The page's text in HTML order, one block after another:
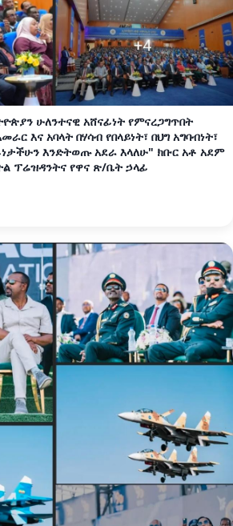
ሁለንተናዊ አሸናፊነት የምናረጋግጥበት
እና አባላት በሃሳብ የበላይነት፣ በህግ አግባብነት፣
እንድትወጡ አደራ እላለሁ" ክቡር አቶ አደም
ፕሬዝዳንትና የዋና ጽ/ቤት ኃላፊ